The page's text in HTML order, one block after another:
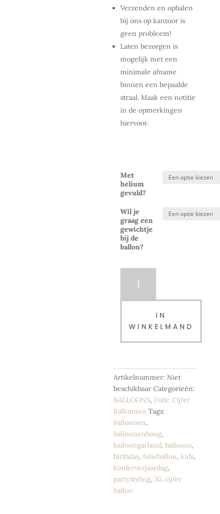
Verzenden en ophalen
bij ons op kantoor is
geen probleem!
Laten bezorgen is
mogelijk met een
minimale afname
binnen een bepaalde
straal. Maak een notitie
in de opmerkingen
hiervoor.
Met
helium
gevuld?
Wil je
graag een
gewichtje
bij de
ballon?
Rose
86
cm
aantal
IN
WINKELMAND
Artikelnummer: Niet
beschikbaar Categorieën:
BALLOONS, Folie Cijfer
Ballonnen Tags:
ballonnen,
ballonnenboog,
balloongarland,balloons,
birthday,folieballon, kids,
kinderverjaardag,
partystyling,XL cijfer
ballon